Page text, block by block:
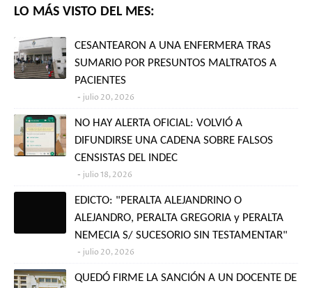
LO MÁS VISTO DEL MES:
CESANTEARON A UNA ENFERMERA TRAS
SUMARIO POR PRESUNTOS MALTRATOS A
PACIENTES
julio 20, 2026
NO HAY ALERTA OFICIAL: VOLVIÓ A
DIFUNDIRSE UNA CADENA SOBRE FALSOS
CENSISTAS DEL INDEC
julio 18, 2026
EDICTO: "PERALTA ALEJANDRINO O
ALEJANDRO, PERALTA GREGORIA y PERALTA
NEMECIA S/ SUCESORIO SIN TESTAMENTAR"
julio 20, 2026
QUEDÓ FIRME LA SANCIÓN A UN DOCENTE DE